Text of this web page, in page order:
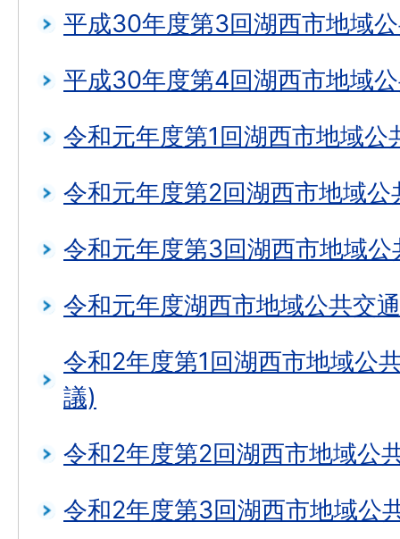
平成30年度第3回湖西市地域
平成30年度第4回湖西市地域
令和元年度第1回湖西市地域公
令和元年度第2回湖西市地域公
令和元年度第3回湖西市地域公
令和元年度湖西市地域公共交
令和2年度第1回湖西市地域公
議)
令和2年度第2回湖西市地域公
令和2年度第3回湖西市地域公